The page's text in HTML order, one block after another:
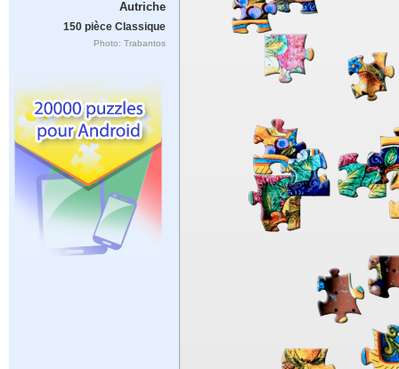
Autriche
150 pièce Classique
Photo: Trabantos